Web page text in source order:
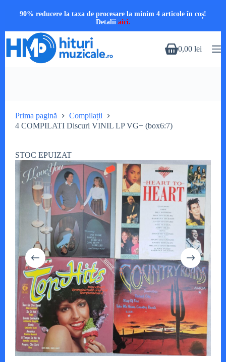
90% reducere la taxa de procesare la minim 4 articole în coș!
Detalii aici.
conținut
Coș0,00 lei
Prima pagină
Compilații
4 COMPILATI Discuri VINIL LP VG+ (box6:7)
STOC EPUIZAT